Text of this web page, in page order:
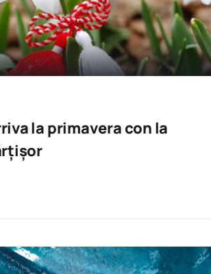
la primavera con la